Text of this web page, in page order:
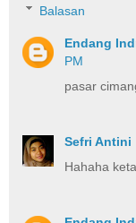
Balasan
Endang
PM
pasar
Sefri Antini
Hahaha